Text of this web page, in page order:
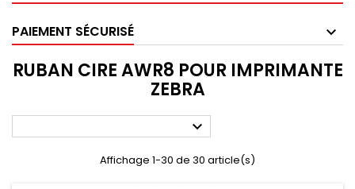
PAIEMENT SÉCURISÉ
RUBAN CIRE AWR8 POUR IMPRIMANTE
ZEBRA

Affichage 1-30 de 30 article(s)